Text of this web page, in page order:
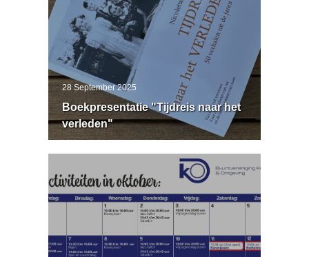
28 September 2025
Boekpresentatie "Tijdreis naar het
verleden"